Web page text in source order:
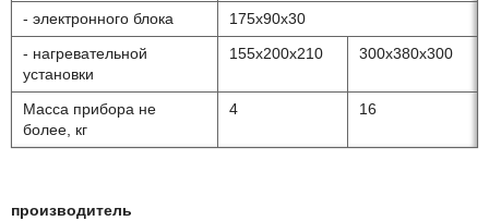
- электронного блока
175х90х30
- нагревательной
установки
155х200х210 300х380х300
Масса прибора не
более, кг
4 16
производитель